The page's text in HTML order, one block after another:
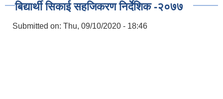
बिद्यार्थी सिकाई सहजिकरण निर्देशिक -२०७७
Submitted on: Thu, 09/10/2020 - 18:46